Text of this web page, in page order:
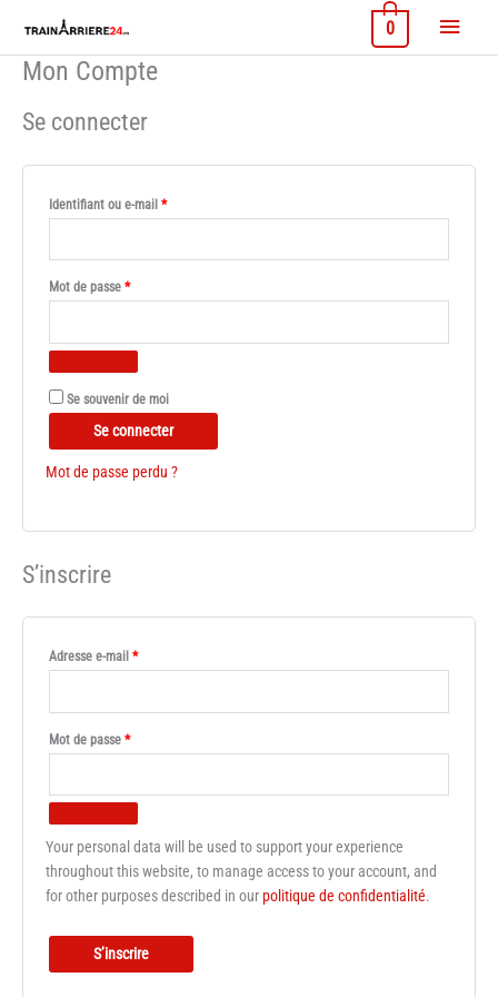
contenu
Menu
0
Mon Compte
Se connecter
Identifiant ou e-mail *Obligatoire
Mot de passe *Obligatoire
Se souvenir de moi
Se connecter
Mot de passe perdu ?
S’inscrire
Adresse e-mail *Obligatoire
Mot de passe *Obligatoire
Your personal data will be used to support your experience
throughout this website, to manage access to your account, and
for other purposes described in our politique de confidentialité.
S’inscrire